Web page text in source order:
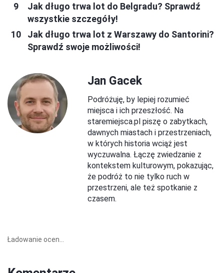
Jak długo trwa lot do Belgradu? Sprawdź
wszystkie szczegóły!
Jak długo trwa lot z Warszawy do Santorini?
Sprawdź swoje możliwości!
Jan Gacek
Podróżuję, by lepiej rozumieć
miejsca i ich przeszłość. Na
staremiejsca.pl piszę o zabytkach,
dawnych miastach i przestrzeniach,
w których historia wciąż jest
wyczuwalna. Łączę zwiedzanie z
kontekstem kulturowym, pokazując,
że podróż to nie tylko ruch w
przestrzeni, ale też spotkanie z
czasem.
Ładowanie ocen...